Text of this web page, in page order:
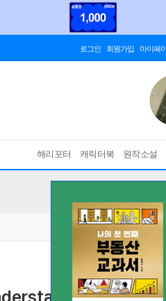
로그인 회원가입 마이페
해리포터 캐릭터북 원작소설